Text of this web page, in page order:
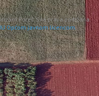
Poreč. Sva prava zadržana.
Općom javnom licencom.